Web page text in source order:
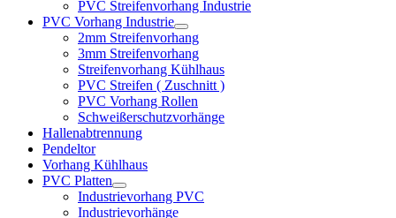
PVC Streifenvorhang Industrie
PVC Vorhang Industrie
2mm Streifenvorhang
3mm Streifenvorhang
Streifenvorhang Kühlhaus
PVC Streifen ( Zuschnitt )
PVC Vorhang Rollen
Schweißerschutzvorhänge
Hallenabtrennung
Pendeltor
Vorhang Kühlhaus
PVC Platten
Industrievorhang PVC
Industrievorhänge